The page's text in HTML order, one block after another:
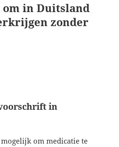
in Duitsland
zonder
in
om medicatie te